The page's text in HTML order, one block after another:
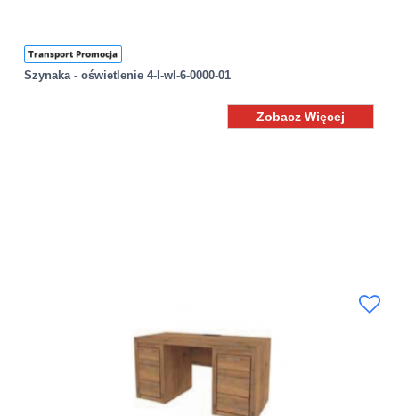
Transport Promocja
Szynaka - oświetlenie 4-l-wl-6-0000-01
Zobacz Więcej